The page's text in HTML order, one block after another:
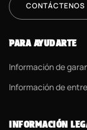
CONTÁCTENOS
PARA AYUDARTE
Información de
Información de
INFORMACIÓN